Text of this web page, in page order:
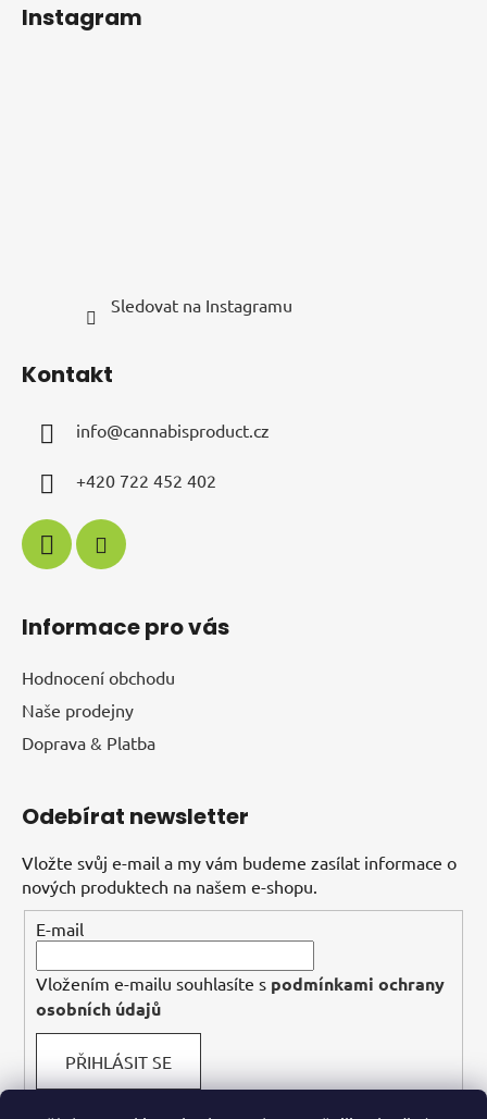
Instagram
Sledovat na Instagramu
Kontakt
info@cannabisproduct.cz
+420 722 452 402
Informace pro vás
Hodnocení obchodu
Naše prodejny
Doprava & Platba
Odebírat newsletter
Vložte svůj e-mail a my vám budeme zasílat informace o
nových produktech na našem e-shopu.
E-mail
Vložením e-mailu souhlasíte s podmínkami ochrany
osobních údajů
PŘIHLÁSIT SE